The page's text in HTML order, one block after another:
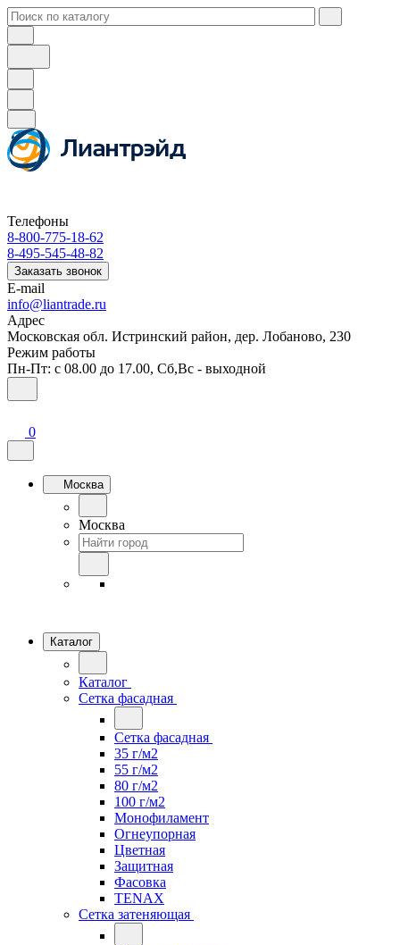
Телефоны
8-800-775-18-62
8-495-545-48-82
Заказать звонок
E-mail
info@liantrade.ru
Адрес
Московская обл. Истринский район, дер. Лобаново, 230
Режим работы
Пн-Пт: c 08.00 до 17.00, Cб,Вс - выходной
0
Москва
Москва
Каталог
Каталог
Сетка фасадная
Сетка фасадная
35 г/м2
55 г/м2
80 г/м2
100 г/м2
Монофиламент
Огнеупорная
Цветная
Защитная
Фасовка
TENAX
Сетка затеняющая